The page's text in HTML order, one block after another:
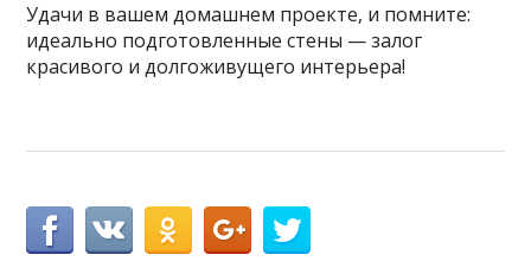
Удачи в вашем домашнем проекте, и помните:
идеально подготовленные стены — залог
красивого и долгоживущего интерьера!